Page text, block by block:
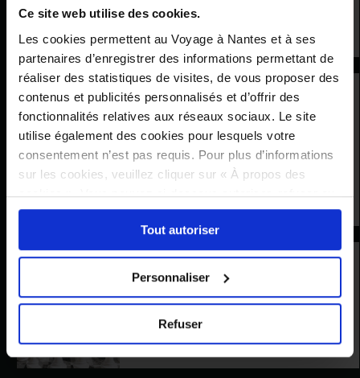
Ce site web utilise des cookies.
Les cookies permettent au Voyage à Nantes et à ses
partenaires d’enregistrer des informations permettant de
réaliser des statistiques de visites, de vous proposer des
contenus et publicités personnalisés et d’offrir des
fonctionnalités relatives aux réseaux sociaux. Le site
utilise également des cookies pour lesquels votre
consentement n’est pas requis. Pour plus d’informations
sur les cookies, veuillez cliquer sur « À propos des
cookies ». Vous pouvez ci-dessous autoriser, refuser ou
sélectionner les cookies selon les finalités via l'onglet
« Détails ». À tout moment, vous pouvez modifier votre
choix en cliquant sur le lien « Cookies » en bas des
Tout autoriser
Personnaliser
Refuser
heaume
07 — 23 Août 2026
VISITE GUIDÉE
Visite guidée -
Expression(s)
décoloniale(s) #4
Animations autour
du jeu d’échecs
07 — 31 Août 2026